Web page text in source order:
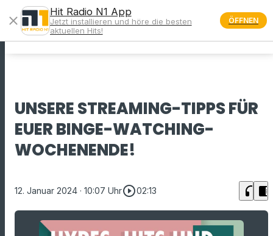
menu
UNSERE STREAMING-TIPPS FÜR
EUER BINGE-WATCHING-
WOCHENENDE!
12. Januar 2024 · 10:07 Uhrplay_circle_outline02:13 headphones chrome_reader_mode
close
Hit Radio N1 App
Jetzt installieren und höre die besten
aktuellen Hits!
ÖFFNEN